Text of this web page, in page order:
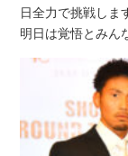
日全力で挑戦しま
明日は覚悟とみん